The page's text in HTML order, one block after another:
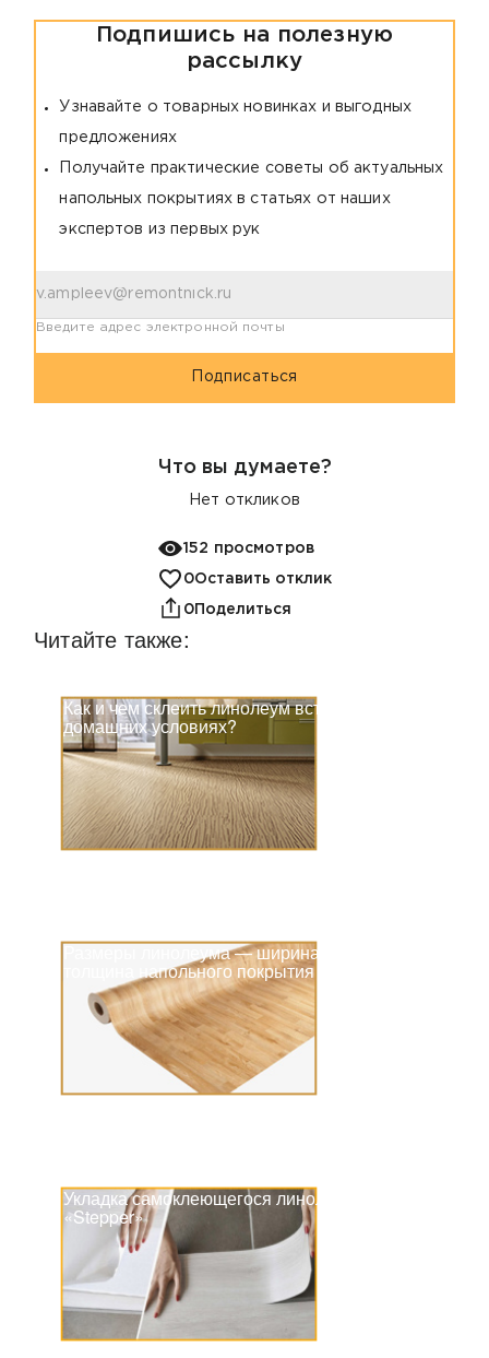
Подпишись на полезную
рассылку
Узнавайте о товарных новинках и выгодных
предложениях
Получайте практические советы об актуальных
напольных покрытиях в статьях от наших
экспертов из первых рук
Введите адрес электронной почты
Подписаться
Что вы думаете?
Нет откликов
152 просмотров
0Оставить отклик
0Поделиться
Читайте также:
Как и чем склеить линолеум встык в
домашних условиях?
Размеры линолеума — ширина и
толщина напольного покрытия
Укладка самоклеющегося линолеума
«Stepper»